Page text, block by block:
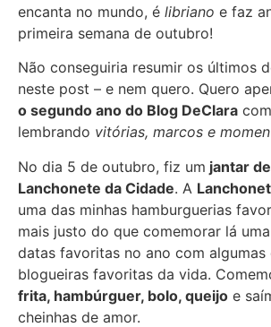
encanta no mundo, é libriano e faz
primeira semana de outubro!
Não conseguiria resumir os últimos
neste post – e nem quero. Quero
o segundo ano do Blog DeClara
lembrando vitórias, marcos e
No dia 5 de outubro, fiz um jantar
Lanchonete da Cidade. A
uma das minhas hamburguerias
mais justo do que comemorar lá
datas favoritas no ano com algumas
blogueiras favoritas da vida.
frita, hambúrguer, bolo, queijo e
cheinhas de amor.